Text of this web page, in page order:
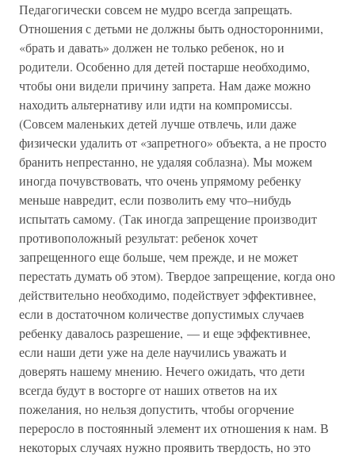
Педагогически совсем не мудро всегда запрещать.
Отношения с детьми не должны быть односторонними,
«брать и давать» должен не только ребенок, но и
родители. Особенно для детей постарше необходимо,
чтобы они видели причину запрета. Нам даже можно
находить альтернативу или идти на компромиссы.
(Совсем маленьких детей лучше отвлечь, или даже
физически удалить от «запретного» объекта, а не просто
бранить непрестанно, не удаляя соблазна). Мы можем
иногда почувствовать, что очень упрямому ребенку
меньше навредит, если позволить ему что–нибудь
испытать самому. (Так иногда запрещение производит
противоположный результат: ребенок хочет
запрещенного еще больше, чем прежде, и не может
перестать думать об этом). Твердое запрещение, когда оно
действительно необходимо, подействует эффективнее,
если в достаточном количестве допустимых случаев
ребенку давалось разрешение, — и еще эффективнее,
если наши дети уже на деле научились уважать и
доверять нашему мнению. Нечего ожидать, что дети
всегда будут в восторге от наших ответов на их
пожелания, но нельзя допустить, чтобы огорчение
переросло в постоянный элемент их отношения к нам. В
некоторых случаях нужно проявить твердость, но это